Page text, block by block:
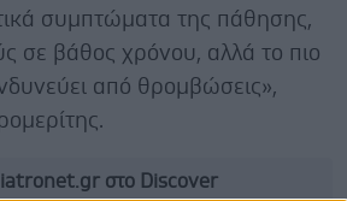
συμπτώματα της πάθησης,
σε βάθος χρόνου, αλλά το πιο
από θρομβώσεις»,
iatronet.gr στο Discover